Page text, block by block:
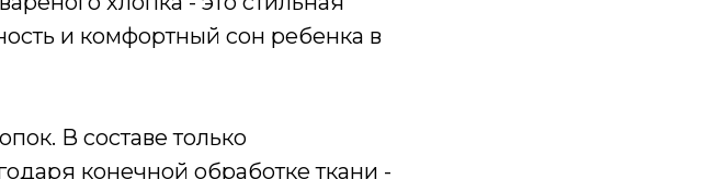
и комфортный сон ребенка в
В составе только
конечной обработке ткани -